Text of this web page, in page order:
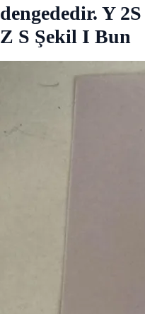
dengededir. Y
Z S Şekil I Bun